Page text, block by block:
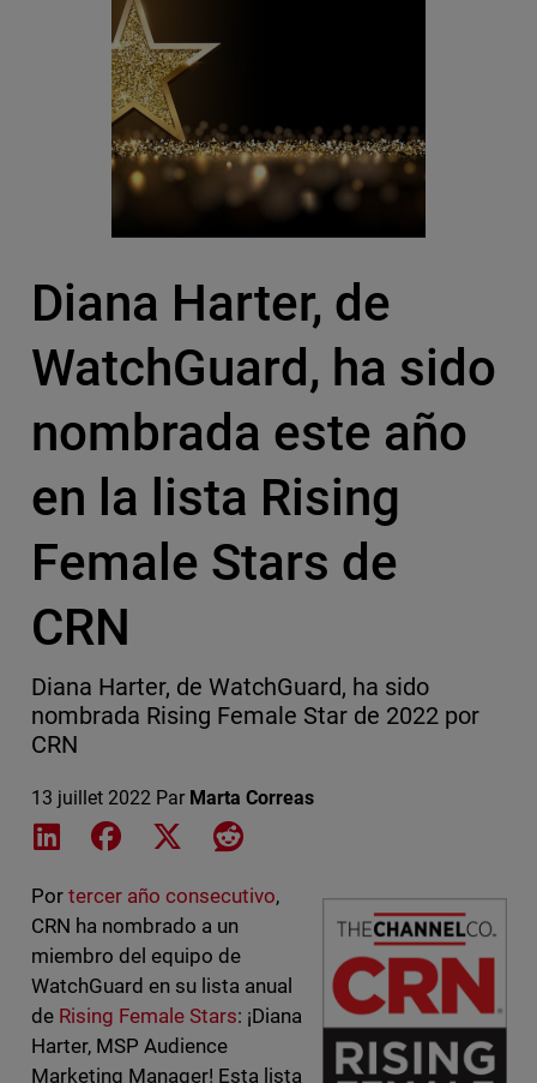
Diana Harter, de
WatchGuard, ha sido
nombrada este año
en la lista Rising
Female Stars de
CRN
Diana Harter, de WatchGuard, ha sido
nombrada Rising Female Star de 2022 por
CRN
13 juillet 2022 Par Marta Correas
Share on LinkedIn
Share on Facebook
Share on XShare on Reddit
Por tercer año consecutivo,
CRN ha nombrado a un
miembro del equipo de
WatchGuard en su lista anual
de Rising Female Stars: ¡Diana
Harter, MSP Audience
Marketing Manager! Esta lista